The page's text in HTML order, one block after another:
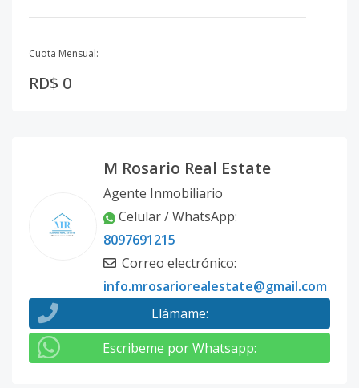
Cuota Mensual:
RD$ 0
M Rosario Real Estate
Agente Inmobiliario
Celular / WhatsApp:
8097691215
Correo electrónico:
info.mrosariorealestate@gmail.com
Llámame:
Escribeme por Whatsapp: